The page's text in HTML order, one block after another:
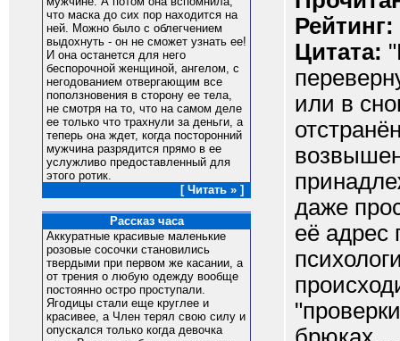
что маска до сих пор находится на
ней. Можно было с облегчением
выдохнуть - он не сможет узнать ее!
И она останется для него
беспорочной женщиной, ангелом, с
негодованием отвергающим все
поползновения в сторону ее тела,
не смотря на то, что на самом деле
ее только что трахнули за деньги, а
теперь она ждет, когда посторонний
мужчина разрядится прямо в ее
услужливо предоставленный для
этого ротик.
[ Читать » ]
Рассказ часа
Аккуратные красивые маленькие
розовые сосочки становились
твердыми при первом же касании, а
от трения о любую одежду вообще
постоянно остро проступали.
Ягодицы стали еще круглее и
красивее, а Член терял свою силу и
опускался только когда девочка
Рейтинг:
Цитата:
или в
даже
её адрес